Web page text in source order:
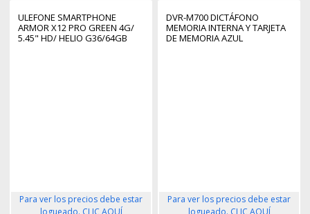
ULEFONE SMARTPHONE
ARMOR X12 PRO GREEN 4G/
5.45" HD/ HELIO G36/64GB
Para ver los precios debe estar
logueado. CLIC AQUÍ
DVR-M700 DICTÁFONO
MEMORIA INTERNA Y TARJETA
DE MEMORIA AZUL
Para ver los precios debe estar
logueado. CLIC AQUÍ